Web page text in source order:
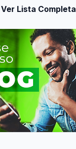
Ver Lista Completa